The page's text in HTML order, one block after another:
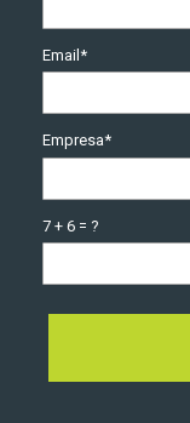
Email*
Empresa*
7 + 6 = ?